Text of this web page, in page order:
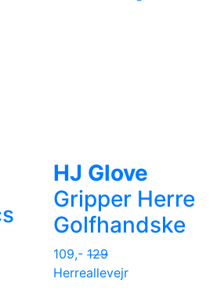
HJ Glove
Gripper Herre
Golfhandske
109,- 129
Herreallevejr